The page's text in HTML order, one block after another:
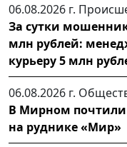
06.08.2026 г.
За сутки
млн рублей:
курьеру 5 млн
06.08.2026 г.
В Мирном
на руднике «Мир»